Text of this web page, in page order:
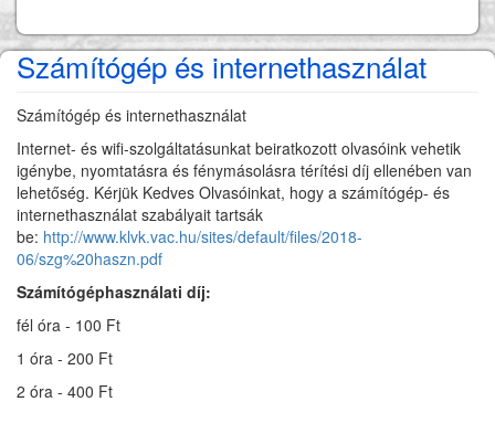
Számítógép és internethasználat
Számítógép és internethasználat
Internet- és wifi-szolgáltatásunkat beiratkozott olvasóink vehetik
igénybe, nyomtatásra és fénymásolásra térítési díj ellenében van
lehetőség. Kérjük Kedves Olvasóinkat, hogy a számítógép- és
internethasználat szabályait tartsák
be: http://www.klvk.vac.hu/sites/default/files/2018-
06/szg%20haszn.pdf
Számítógéphasználati díj:
fél óra - 100 Ft
1 óra - 200 Ft
2 óra - 400 Ft